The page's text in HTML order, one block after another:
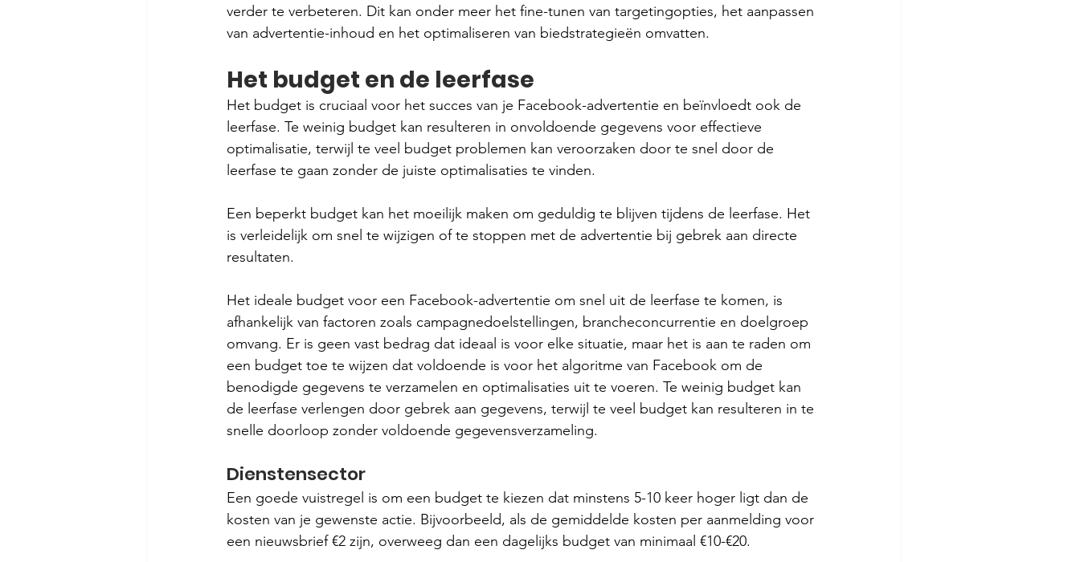
verder te verbeteren. Dit kan onder meer het fine-tunen van targetingopties, het aanpassen
van advertentie-inhoud en het optimaliseren van biedstrategieën omvatten.
Het budget en de leerfase
Het budget is cruciaal voor het succes van je Facebook-advertentie en beïnvloedt ook de
leerfase. Te weinig budget kan resulteren in onvoldoende gegevens voor effectieve
optimalisatie, terwijl te veel budget problemen kan veroorzaken door te snel door de
leerfase te gaan zonder de juiste optimalisaties te vinden.
Een beperkt budget kan het moeilijk maken om geduldig te blijven tijdens de leerfase. Het
is verleidelijk om snel te wijzigen of te stoppen met de advertentie bij gebrek aan directe
resultaten.
Het ideale budget voor een Facebook-advertentie om snel uit de leerfase te komen, is
afhankelijk van factoren zoals campagnedoelstellingen, brancheconcurrentie en doelgroep
omvang. Er is geen vast bedrag dat ideaal is voor elke situatie, maar het is aan te raden om
een ​​budget toe te wijzen dat voldoende is voor het algoritme van Facebook om de
benodigde gegevens te verzamelen en optimalisaties uit te voeren. Te weinig budget kan
de leerfase verlengen door gebrek aan gegevens, terwijl te veel budget kan resulteren in te
snelle doorloop zonder voldoende gegevensverzameling.
Dienstensector
Een goede vuistregel is om een budget te kiezen dat minstens 5-10 keer hoger ligt dan de
kosten van je gewenste actie. Bijvoorbeeld, als de gemiddelde kosten per aanmelding voor
een nieuwsbrief €2 zijn, overweeg dan een dagelijks budget van minimaal €10-€20.